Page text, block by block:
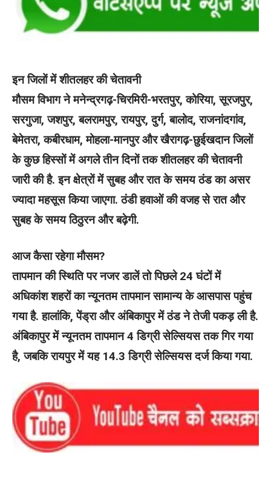
इन जिलों में शीतलहर की चेतावनी
मौसम विभाग ने मनेन्द्रगढ़-चिरमिरी-भरतपुर, कोरिया, सूरजपुर,
सरगुजा, जशपुर, बलरामपुर, रायपुर, दुर्ग, बालोद, राजनांदगांव,
बेमेतरा, कबीरधाम, मोहला-मानपुर और खैरागढ़-छुईखदान जिलों
के कुछ हिस्सों में अगले तीन दिनों तक शीतलहर की चेतावनी
जारी की है. इन क्षेत्रों में सुबह और रात के समय ठंड का असर
ज्यादा महसूस किया जाएगा. ठंडी हवाओं की वजह से रात और
सुबह के समय ठिठुरन और बढ़ेगी.
आज कैसा रहेगा मौसम?
तापमान की स्थिति पर नजर डालें तो पिछले 24 घंटों में
अधिकांश शहरों का न्यूनतम तापमान सामान्य के आसपास पहुंच
गया है. हालांकि, पेंड्रा और अंबिकापुर में ठंड ने तेजी पकड़ ली है.
अंबिकापुर में न्यूनतम तापमान 4 डिग्री सेल्सियस तक गिर गया
है, जबकि रायपुर में यह 14.3 डिग्री सेल्सियस दर्ज किया गया.